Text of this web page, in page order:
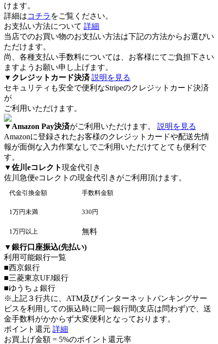
けます。
詳細はコチラ をご覧ください。
お支払い方法について 詳細
当店でのお買い物のお支払い方法は下記の方法からお選びい
ただけます。
尚、各種支払い手数料については、お客様にてご負担下さい
ますようお願い申し上げます。
▼ クレジットカード決済 説明を見る
セキュリティも安全で便利なStripeのクレジットカード決済
が
ご利用いただけます。
▼ Amazon Pay決済がご利用いただけます。 説明を見る
Amazonに登録されたお客様のクレジットカードや配送先情
報が面倒な入力作業なしでご利用いただけてとても便利で
す。
▼佐川eコレクト現金代引き
佐川急便eコレクト の現金代引きがご利用頂けます。
代金引換金額 手数料金額
1万円未満 330円
1万円以上
無料
▼銀行口座振込(先払い)
利用可能銀行一覧
■西京銀行
■三菱東京UFJ銀行
■ゆうちょ銀行
※上記３行共に、ATM及びインターネットバンキングサー
ビスを利用しての振込時に同一銀行間(支店は問わず)で、送
金手数料がかからず大変便利となっております。
ポイント還元 詳細
お買上げ金額 = 5%のポイント還元率